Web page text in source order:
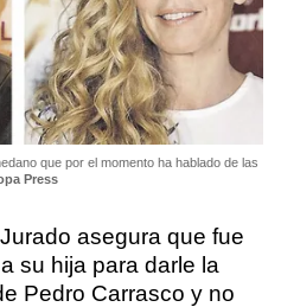
que por el momento ha hablado de las
Press
asegura que fue
su hija para darle la
Pedro Carrasco y no